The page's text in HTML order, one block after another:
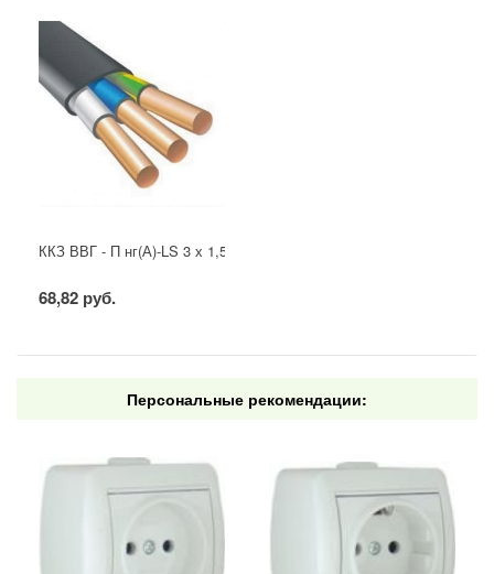
ККЗ ВВГ - П нг(А)-LS 3 х 1,5 ГОСТ
68,82 руб.
Персональные рекомендации: